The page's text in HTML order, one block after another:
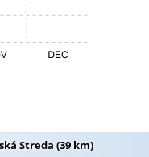
Streda (39 km)